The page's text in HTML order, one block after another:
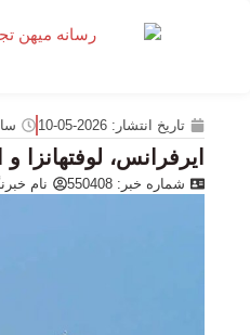
تاریخ انتشار: 2026-05-10
ایرفرانس، لوفتهانزا
شماره خبر: 550408 نام